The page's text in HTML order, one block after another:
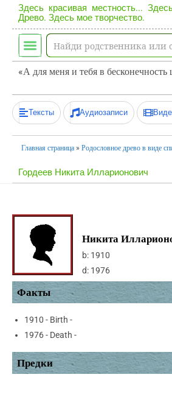
Здесь красивая местность...
Древо. Здесь мое творчество.
«А для меня и тебя в
Тексты Аудиозаписи
Главная страница » Родословное древо в виде
Гордеев Никита Илларионович
Никита
b: 1910
d: 1976
Факты
1910 - Birth -
1976 - Death -
Предки